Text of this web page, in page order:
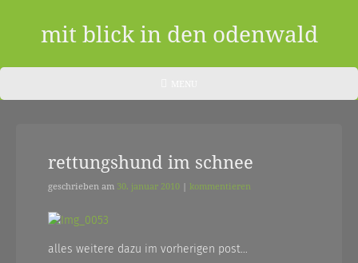
mit blick in den odenwald
blog
dem
odenwald
zwischendurch
rettungshund im schnee
geschrieben am 30. januar 2010 | kommentieren
alles weitere dazu im vorherigen post…